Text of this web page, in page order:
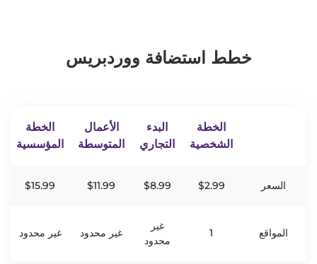
خطط استضافة ووردبريس
الخطة
الشخصية
البدء
التجاري
الأعمال
المتوسطة
الخطة
المؤسسية
السعر $2.99
$8.99
$11.99
$15.99
المواقع 1
غير
محدود
غير محدود غير محدود